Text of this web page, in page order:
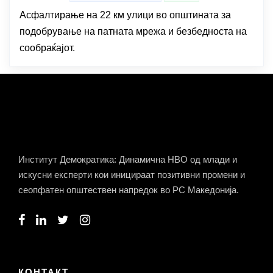
Асфалтирање на 22 км улици во општината за
подобрување на патната мрежа и безбедноста на
сообраќајот.
Институт Демократика: Динамична НВО од млади и
искусни експерти кои иницираат позитивни промени и
сеопфатен општествен напредок во РС Македонија.